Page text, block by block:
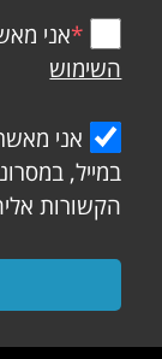
*אני
השימוש
אני
במייל,
הקשורות